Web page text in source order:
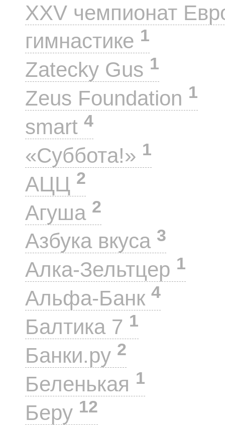
XXV чемпионат
гимнастике 1
Zatecky Gus 1
Zeus Foundation 1
smart 4
«Суббота!» 1
АЦЦ 2
Агуша 2
Азбука вкуса 3
Алка-Зельтцер 1
Альфа-Банк 4
Балтика 7 1
Банки.ру 2
Беленькая 1
Беру 12